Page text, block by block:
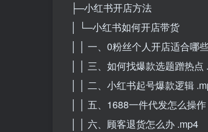
├─小红书开店方法
│ └─小红书如何开店带货
│ │ 一、0粉丝个人开店适合哪
│ │ 三、如何找爆款选题蹭热点
│ │ 二、小红书起号爆款逻辑
│ │ 五、1688一件代发怎么操
│ │ 六、顾客退货怎么办 .mp4